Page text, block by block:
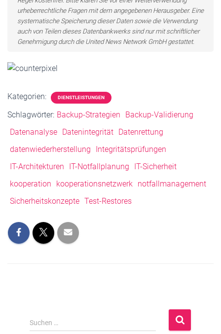
urheberrechtliche Fragen mit dem angegebenen Herausgeber. Eine
systematische Speicherung dieser Daten sowie die Verwendung
auch von Teilen dieses Datenbankwerks sind nur mit schriftlicher
Genehmigung durch die United News Network GmbH gestattet.
Kategorien: DIENSTLEISTUNGEN
Schlagwörter: Backup-Strategien
Backup-Validierung
Datenanalyse
Datenintegrität
Datenrettung
datenwiederherstellung
Integritätsprüfungen
IT-Architekturen
IT-Notfallplanung
IT-Sicherheit
kooperation
kooperationsnetzwerk notfallmanagement
Sicherheitskonzepte Test-Restores
S
u
Suchen …